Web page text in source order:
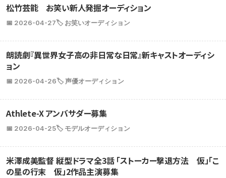
松竹芸能 お笑い新人発掘オーディション
📅 2026-04-27🏷️ お笑いオーディション
朗読劇『異世界女子高の非日常な日常』新キャストオーディシ
ョン
📅 2026-04-26🏷️ 声優オーディション
Athlete-X アンバサダー募集
📅 2026-04-25🏷️ モデルオーディション
米澤成美監督 縦型ドラマ全3話 「ストーカー撃退方法 仮」「こ
の星の行末 仮」2作品主演募集